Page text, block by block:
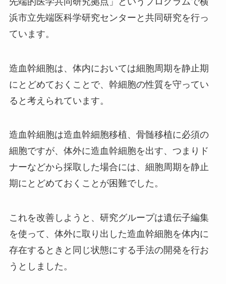
浜市立先端医科学研究センターと共同研究を行っ
ています。
造血幹細胞は、体内においては細胞周期を静止期
にとどめておくことで、幹細胞の性質を守ってい
ると考えられています。
造血幹細胞は造血幹細胞移植、骨髄移植に必須の
細胞ですが、体外に造血幹細胞を出す、つまりド
ナーなどから採取した場合には、細胞周期を静止
期にとどめておくことが困難でした。
これを改善しようと、研究グループは遺伝子編集
を使って、体外に取り出した造血幹細胞を体内に
存在するときと同じ状態にする手法の開発を行お
うとしました。